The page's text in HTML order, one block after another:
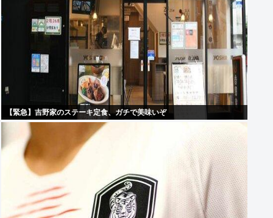
【緊急】吉野家のステーキ定食、ガチで美味いぞ